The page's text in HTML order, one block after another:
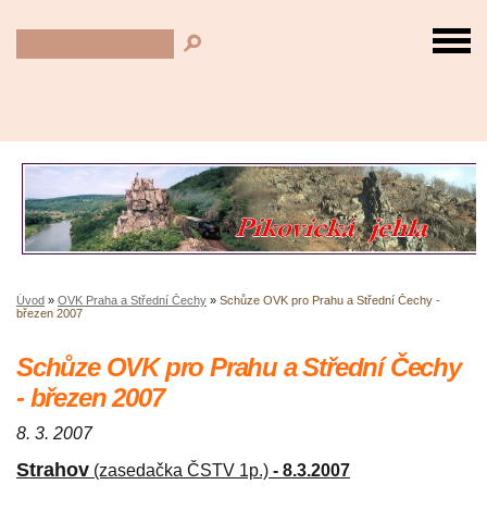
Úvod » OVK Praha a Střední Čechy » Schůze OVK pro Prahu a Střední Čechy -
březen 2007
Schůze OVK pro Prahu a Střední Čechy
- březen 2007
8. 3. 2007
Strahov (zasedačka ČSTV 1p.) - 8.3.2007